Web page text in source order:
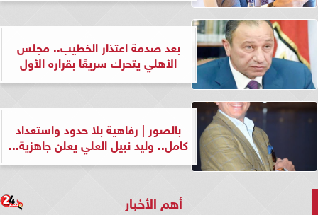
بعد صدمة اعتذار الخطيب.. مجلس
الأهلي يتحرك سريعًا بقراره الأول
بالصور | رفاهية بلا حدود واستعداد
كامل.. وليد نبيل العلي يعلن جاهزية...
أهم الأخبار